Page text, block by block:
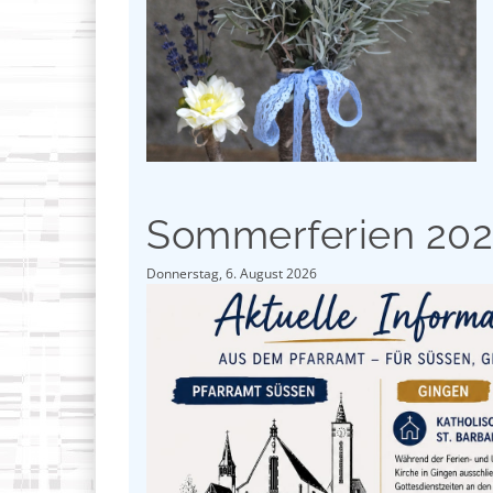
Sommerferien
Donnerstag, 6. August 2026